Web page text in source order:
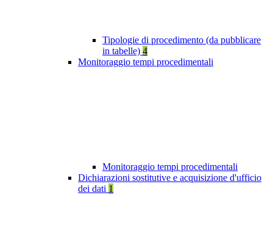
Tipologie di procedimento (da pubblicare
in tabelle) 4
Monitoraggio tempi procedimentali
Monitoraggio tempi procedimentali
Dichiarazioni sostitutive e acquisizione d'ufficio
dei dati 1